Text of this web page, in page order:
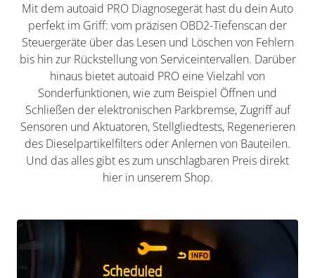
Mit dem autoaid PRO Diagnosegerät hast du dein Auto
perfekt im Griff: vom präzisen OBD2-Tiefenscan der
Steuergeräte über das Lesen und Löschen von Fehlern
bis hin zur Rückstellung von Serviceintervallen. Darüber
hinaus bietet autoaid PRO eine Vielzahl von
Sonderfunktionen, wie zum Beispiel Öffnen und
Schließen der elektronischen Parkbremse, Zugriff auf
Sensoren und Aktuatoren, Stellgliedtests, Regenerieren
des Dieselpartikelfilters oder Anlernen von Bauteilen.
Und das alles gibt es zum unschlagbaren Preis direkt
hier in unserem Shop.